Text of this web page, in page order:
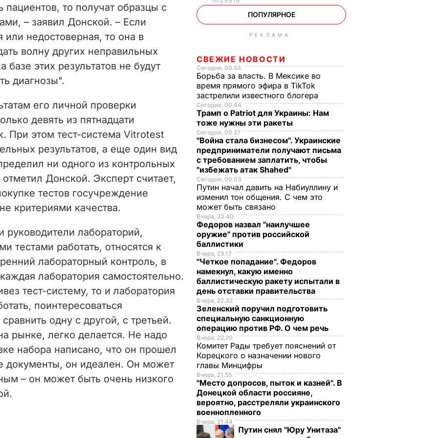
d
e
o
пациентов, то получат образцы с
– заявил Донской. – Если
недостоверная, то она в
волну других неправильных
этих результатов не будут
диагнозы".
его личной проверки
девять из пятнадцати
При этом тест-система Vitrotest
результатов, а еще один вид
ни одного из контрольных
Донской. Эксперт считает,
тестов госучреждение
критериями качества.
руководители лабораторий,
тестами работать, относятся к
лабораторный контроль, в
лаборатория самостоятельно.
тест-систему, то и лаборатория
поинтересоваться
одну с другой, с третьей.
рынке, легко делается. Не надо
набора написано, что он прошел
документы, он идеален. Он может
– он может быть очень низкого
ПОПУЛЯРНОЕ
РЕКЛАМА
СВЕЖИЕ НОВОСТИ
Сегодня, 00.53
Борьба за власть. В Мексике во
время прямого эфира в TikTok
застрелили известного блогера
Сегодня, 00.44
Трамп о Patriot для Украины: Нам
тоже нужны эти ракеты
Сегодня, 00.27
"Война стала бизнесом". Украинские
предприниматели получают письма
с требованием заплатить, чтобы
"избежать атак Shahed"
Сегодня, 00.03
Путин начал давить на Набиуллину и
изменил тон общения. С чем это
может быть связано
Вчера, 23.40
Федоров назвал "наилучшее
оружие" против российской
баллистики
Вчера, 23.17
"Четкое попадание". Федоров
намекнул, какую именно
баллистическую ракету испытали в
день отставки правительства
Вчера, 22.32
Зеленский поручил подготовить
специальную санкционную
операцию против РФ. О чем речь
Вчера, 22.20
Комитет Рады требует пояснений от
Корецкого о назначении нового
главы Минцифры
Вчера, 21.55
"Место допросов, пыток и казней". В
Донецкой области россияне,
вероятно, расстреляли украинского
военнопленного
Вчера, 21.44
Путин снял "Юру Унитаза"